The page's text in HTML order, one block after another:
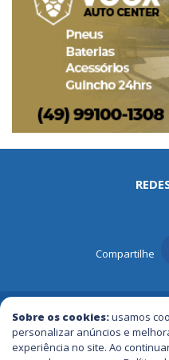
Sobre os cookies:usamos
personalizar anúncios e
experiência no site. Ao
Compartilhe